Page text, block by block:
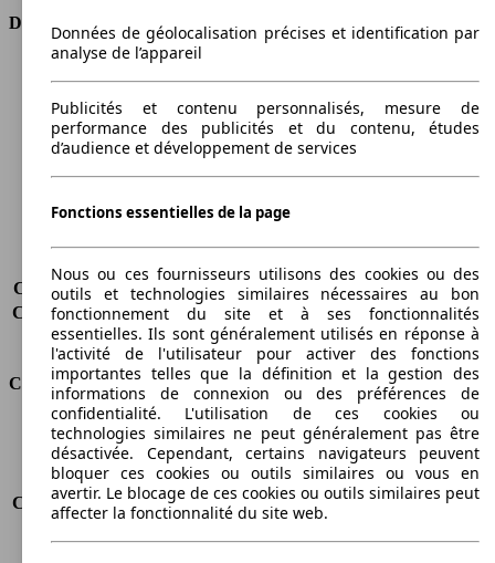
Dimensions
Longueur
Largeur
1794 mm
Empattement
2681 mm
Portes
Charge sur toit
Capacité de remorquage (sans freins) 750 kg
Capacité de remorquage (avec freins)
1500 kg
Volume du coffre
450 - 500 l
Consommation
Émissions de CO2*
174 g/km (komb.)
Consommation (ville)
8.2 l/100km
Consommation (route)
5.8 l/100km
Consommation (combinée)* 6.6 l/100km
Données de géolocalisation précises et identification par
analyse de l’appareil
Publicités et contenu personnalisés, mesure de
performance des publicités et du contenu, études
d’audience et développement de services
Fonctions essentielles de la page
Nous ou ces fournisseurs utilisons des cookies ou des
outils et technologies similaires nécessaires au bon
fonctionnement du site et à ses fonctionnalités
essentielles. Ils sont généralement utilisés en réponse à
l'activité de l'utilisateur pour activer des fonctions
importantes telles que la définition et la gestion des
informations de connexion ou des préférences de
confidentialité. L'utilisation de ces cookies ou
technologies similaires ne peut généralement pas être
désactivée. Cependant, certains navigateurs peuvent
bloquer ces cookies ou outils similaires ou vous en
avertir. Le blocage de ces cookies ou outils similaires peut
affecter la fonctionnalité du site web.